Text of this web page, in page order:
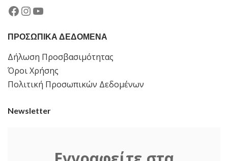
Facebook
Instagram
YouTube
ΠΡΟΣΩΠΙΚΑ ΔΕΔΟΜΕΝΑ
Δήλωση Προσβασιμότητας
Όροι Χρήσης
Πολιτική Προσωπικών Δεδομένων
Newsletter